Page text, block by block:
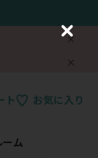
ト お気に入り
ム
C
o